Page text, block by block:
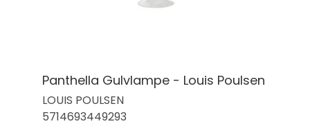
Panthella Gulvlampe - Louis Poulsen
LOUIS POULSEN
5714693449293